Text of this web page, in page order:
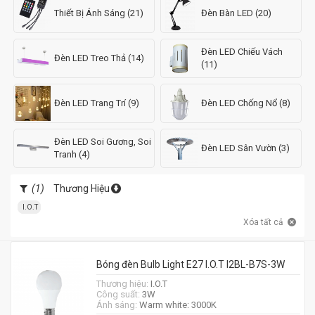
Thiết Bị Ánh Sáng (21) Đèn Bàn LED (20)
Đèn LED Treo Thả (14)
Đèn LED Chiếu Vách
(11)
Đèn LED Trang Trí (9) Đèn LED Chống Nổ (8)
Đèn LED Soi Gương, Soi
Tranh (4)
Đèn LED Sân Vườn (3)
(1) Thương Hiệu
I.O.T
Xóa tất cả
Bóng đèn Bulb Light E27 I.O.T I2BL-B7S-3W
Thương hiệu: I.O.T
Công suất: 3W
Ánh sáng: Warm white: 3000K